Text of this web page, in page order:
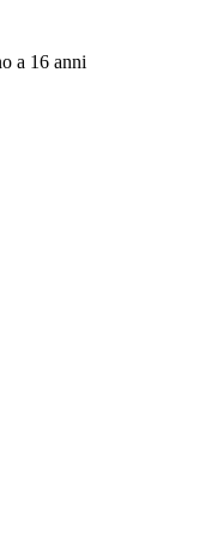
a 16 anni